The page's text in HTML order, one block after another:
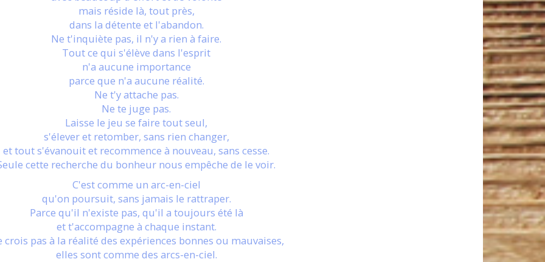
mais réside là, tout près,
dans la détente et l'abandon.
Ne t'inquiète pas, il n'y a rien à faire.
Tout ce qui s'élève dans l'esprit
n'a aucune importance
parce que n'a aucune réalité.
Ne t'y attache pas.
Ne te juge pas.
Laisse le jeu se faire tout seul,
s'élever et retomber, sans rien changer,
et tout s'évanouit et recommence à nouveau, sans cesse.
cette recherche du bonheur nous empêche de le voir.
C'est comme un arc-en-ciel
qu'on poursuit, sans jamais le rattraper.
Parce qu'il n'existe pas, qu'il a toujours été là
et t'accompagne à chaque instant.
crois pas à la réalité des expériences bonnes ou mauvaises,
elles sont comme des arcs-en-ciel.